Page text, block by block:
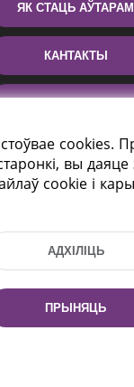
ЯК СТАЦЬ АЎТАРАМ
КАНТАКТЫ
116
Беларусь,
368 37 37, Факс:
cookies.
вы даяце
cookie і
АДХІЛІЦЬ
ПРЫНЯЦЬ